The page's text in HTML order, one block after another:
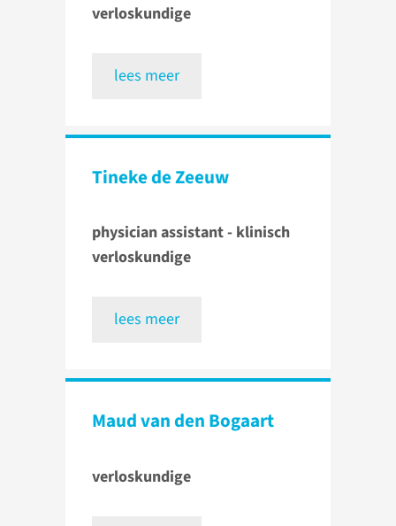
verloskundige
lees meer
Tineke de Zeeuw
physician assistant - klinisch
verloskundige
lees meer
Maud van den Bogaart
verloskundige